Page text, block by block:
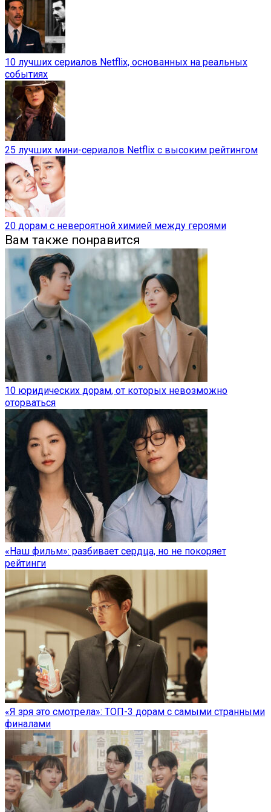
10 лучших сериалов Netflix, основанных на реальных
событиях
25 лучших мини-сериалов Netflix с высоким рейтингом
20 дорам с невероятной химией между героями
Вам также понравится
10 юридических дорам, от которых невозможно
оторваться
«Наш фильм»: разбивает сердца, но не покоряет
рейтинги
«Я зря это смотрела»: ТОП-3 дорам с самыми странными
финалами